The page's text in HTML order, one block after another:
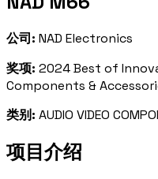
公司: NAD Electronics
奖项: 2024 Best of
Components &
类别: AUDIO VIDEO
项目介绍